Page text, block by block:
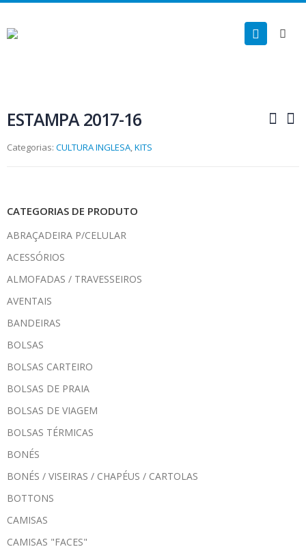
ESTAMPA 2017-16
Categorias: CULTURA INGLESA,KITS
CATEGORIAS DE PRODUTO
ABRAÇADEIRA P/CELULAR
ACESSÓRIOS
ALMOFADAS / TRAVESSEIROS
AVENTAIS
BANDEIRAS
BOLSAS
BOLSAS CARTEIRO
BOLSAS DE PRAIA
BOLSAS DE VIAGEM
BOLSAS TÉRMICAS
BONÉS
BONÉS / VISEIRAS / CHAPÉUS / CARTOLAS
BOTTONS
CAMISAS
CAMISAS "FACES"